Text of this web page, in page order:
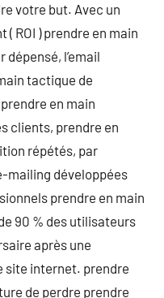
votre but. Avec un
ROI ) prendre en main
l’email
tactique de
en main
clients, prendre en
répétés, par
mailing développées
prendre en main
90 % des utilisateurs
après une
site internet. prendre
de perdre prendre